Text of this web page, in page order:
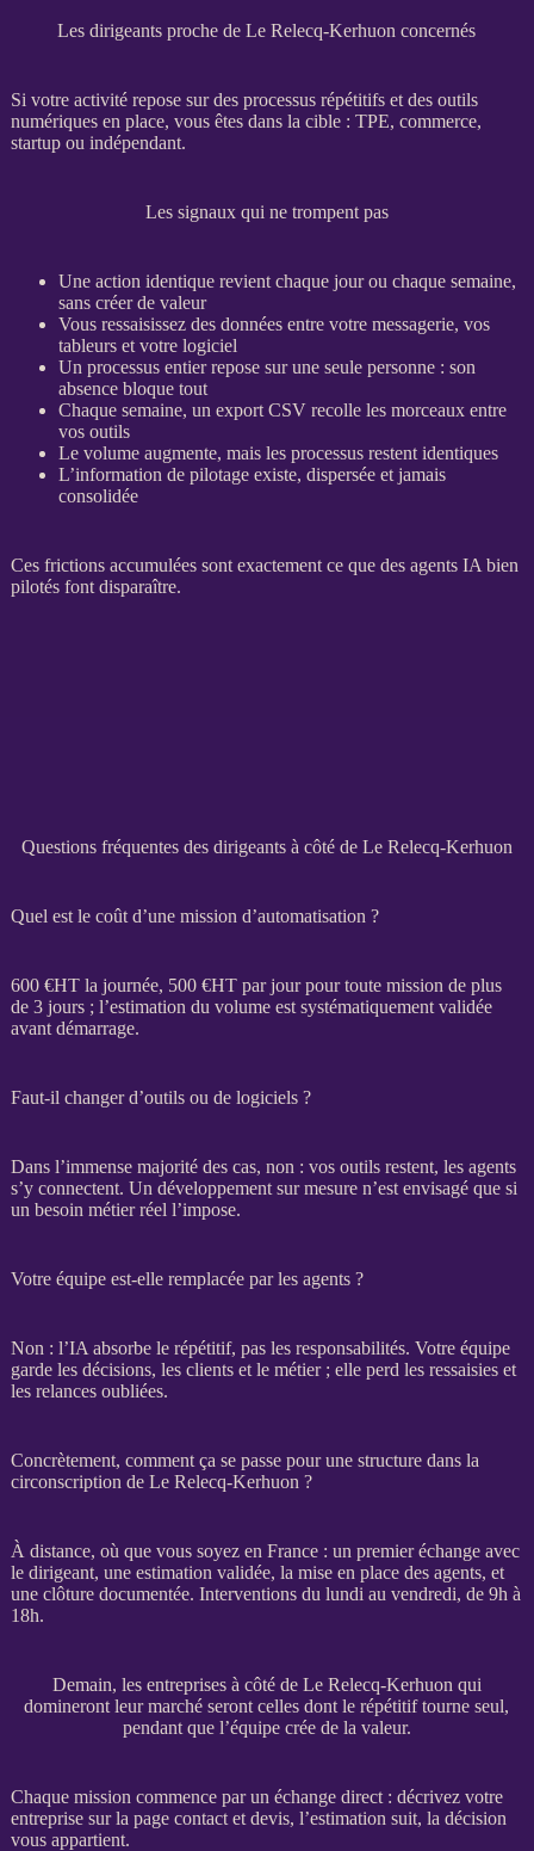
Les dirigeants proche de Le Relecq-Kerhuon concernés
Si votre activité repose sur des processusrépétitifs et des outils
numériques en place, vous êtes dans la cible : TPE, commerce,
startup ou indépendant.
Les signaux qui ne trompent pas
Une action identique revient chaque jour ou chaque semaine,
sans créer de valeur
Vous ressaisissez des donnéesentre votre messagerie, vos
tableurs et votre logiciel
Un processusentier repose sur une seule personne : son
absence bloque tout
Chaque semaine, un exportCSV recolle les morceaux entre
vos outils
Le volume augmente, mais les processusrestent identiques
L’information de pilotageexiste, dispersée et jamais
consolidée
Ces frictions accumulées sont exactement ce que des agents IA bien
pilotés font disparaître.
Questions fréquentes des dirigeants à côté de Le Relecq-Kerhuon
Quel est le coût d’une mission d’automatisation ?
600 €HTla journée, 500 €HTpar jour pour toute mission de plus
de 3 jours ; l’estimation du volume est systématiquement validée
avant démarrage.
Faut-il changer d’outils ou de logiciels ?
Dans l’immense majorité des cas, non : vos outils restent, les agents
s’y connectent. Un développement sur mesure n’est envisagé que si
un besoin métier réel l’impose.
Votre équipe est-elle remplacée par les agents ?
Non : l’IA absorbe le répétitif, pas les responsabilités. Votre équipe
garde les décisions, les clients et le métier ; elle perd les ressaisies et
les relancesoubliées.
Concrètement, comment ça se passe pour une structure dans la
circonscription de Le Relecq-Kerhuon ?
À distance, où que vous soyez en France : un premier échange avec
le dirigeant, une estimation validée, la mise en place des agents, et
une clôture documentée. Interventions du lundi au vendredi, de 9h à
18h.
Demain, les entreprises à côté de Le Relecq-Kerhuon qui
domineront leur marché seront celles dont le répétitif tourne seul,
pendant que l’équipe crée de la valeur.
Chaque mission commence par un échange direct : décrivez votre
entreprise sur la page contact et devis, l’estimation suit, la décision
vous appartient.